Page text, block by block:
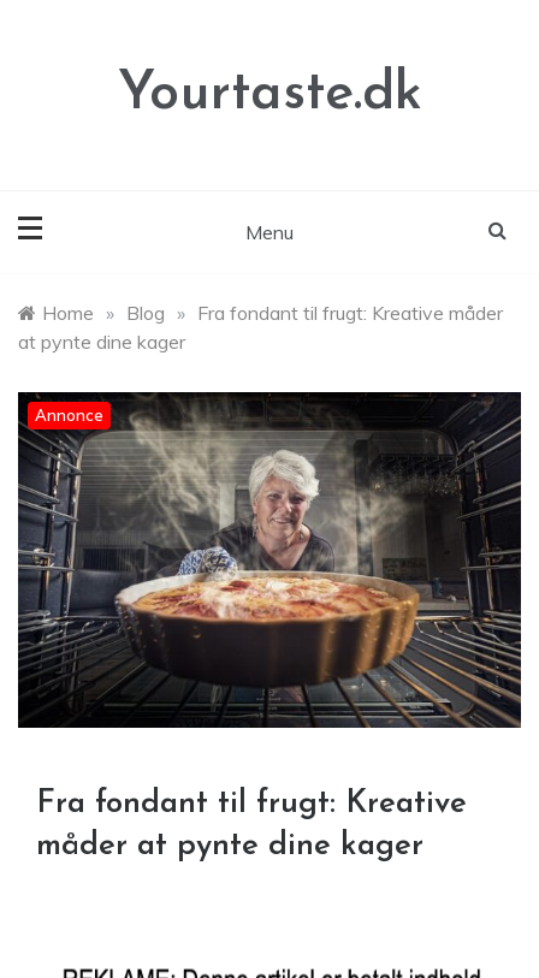
Yourtaste.dk
Menu
Home » Blog » Fra fondant til frugt: Kreative måder
at pynte dine kager
Annonce
Fra fondant til frugt: Kreative
måder at pynte dine kager